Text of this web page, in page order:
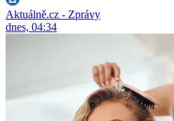
Aktuálně.cz - Zprávy
dnes, 04:34